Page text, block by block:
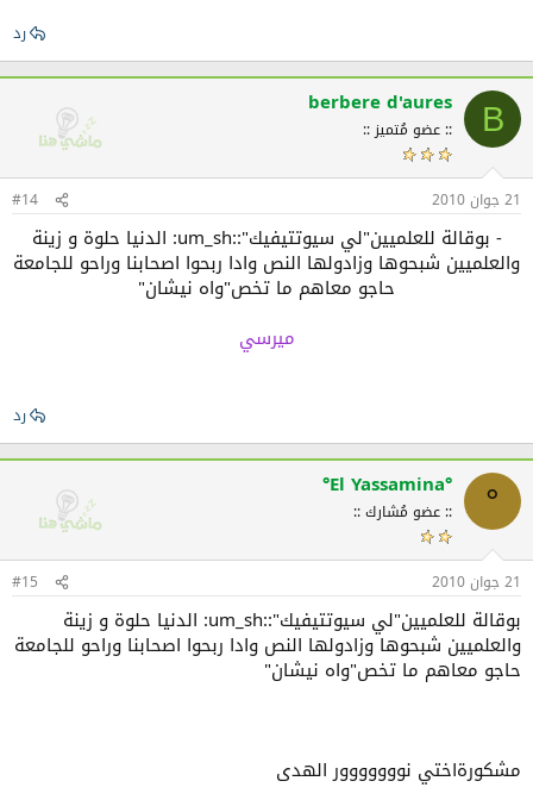
رد
B
berbere d'aures
:: عضو مُتميز ::
21 جوان 2010 #14
- بوقالة للعلميين"لي سيوتتيفيك"::um_sh: الدنيا حلوة و زينة
والعلميين شبحوها وزادولها النص وادا ربحوا اصحابنا وراحو للجامعة
حاجو معاهم ما تخص"واه نيشان"
ميرسي
رد
°
°El Yassamina°
:: عضو مُشارك ::
21 جوان 2010 #15
بوقالة للعلميين"لي سيوتتيفيك"::um_sh: الدنيا حلوة و زينة
والعلميين شبحوها وزادولها النص وادا ربحوا اصحابنا وراحو للجامعة
حاجو معاهم ما تخص"واه نيشان"
مشكورةاختي نووووووور الهدى